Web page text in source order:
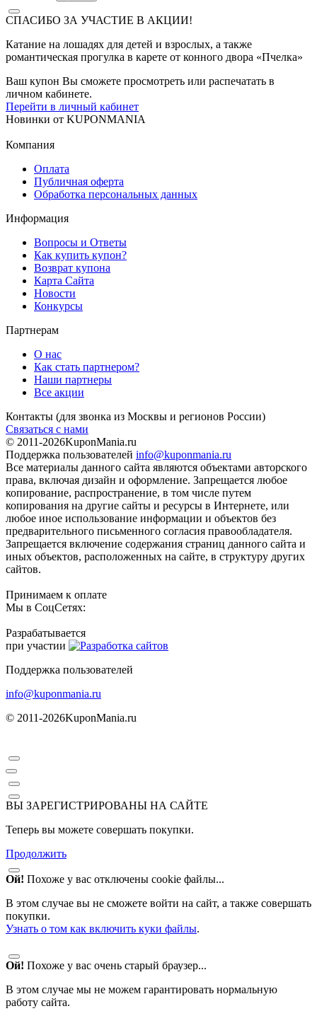
СПАСИБО ЗА УЧАСТИЕ В АКЦИИ!
Катание на лошадях для детей и взрослых, а также
романтическая прогулка в карете от конного двора «Пчелка»
Ваш купон Вы сможете просмотреть или распечатать в
личном кабинете.
Перейти в личный кабинет
Новинки от KUPONMANIA
Компания
Оплата
Публичная оферта
Обработка персональных данных
Информация
Вопросы и Ответы
Как купить купон?
Возврат купона
Карта Сайта
Новости
Конкурсы
Партнерам
О нас
Как стать партнером?
Наши партнеры
Все акции
Контакты (для звонка из Москвы и регионов России)
Связаться с нами
© 2011-2026KuponMania.ru
Поддержка пользователей info@kuponmania.ru
Все материалы данного сайта являются объектами авторского
права, включая дизайн и оформление. Запрещается любое
копирование, распространение, в том числе путем
копирования на другие сайты и ресурсы в Интернете, или
любое иное использование информации и объектов без
предварительного письменного согласия правообладателя.
Запрещается включение содержания страниц данного сайта и
иных объектов, расположенных на сайте, в структуру других
сайтов.
Принимаем к оплате
Мы в СоцСетях:
Разрабатывается
при участии
Поддержка пользователей
info@kuponmania.ru
© 2011-2026KuponMania.ru
ВЫ ЗАРЕГИСТРИРОВАНЫ НА САЙТЕ
Теперь вы можете совершать покупки.
Продолжить
Ой! Похоже у вас отключены cookie файлы...
В этом случае вы не сможете войти на сайт, а также совершать
покупки.
Узнать о том как включить куки файлы.
Ой! Похоже у вас очень старый браузер...
В этом случае мы не можем гарантировать нормальную
работу сайта.